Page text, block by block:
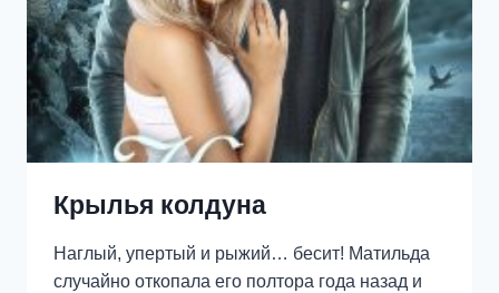
Крылья колдуна
Наглый, упертый и рыжий… бесит! Матильда
случайно откопала его полтора года назад и